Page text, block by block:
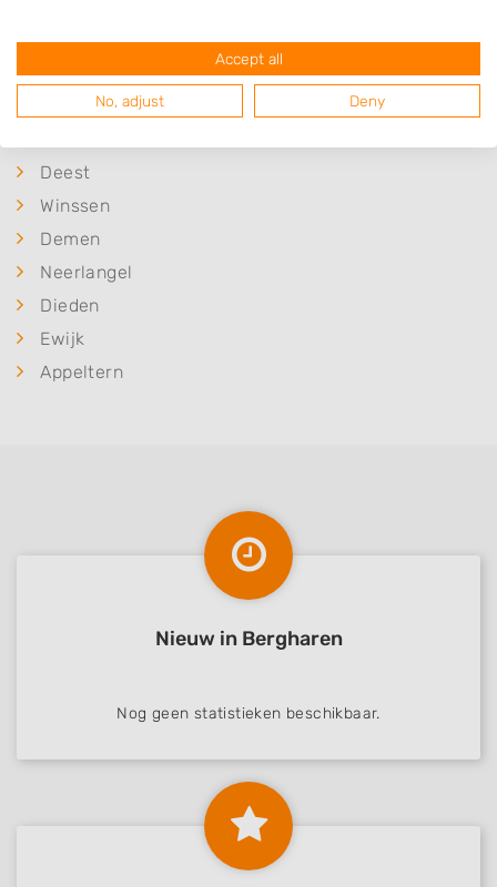
Afferden
Horssen
Batenburg
Deest
Winssen
Demen
Neerlangel
Dieden
Ewijk
Appeltern
Nieuw in Bergharen
Nog geen statistieken beschikbaar.
Accept all
No, adjust Deny